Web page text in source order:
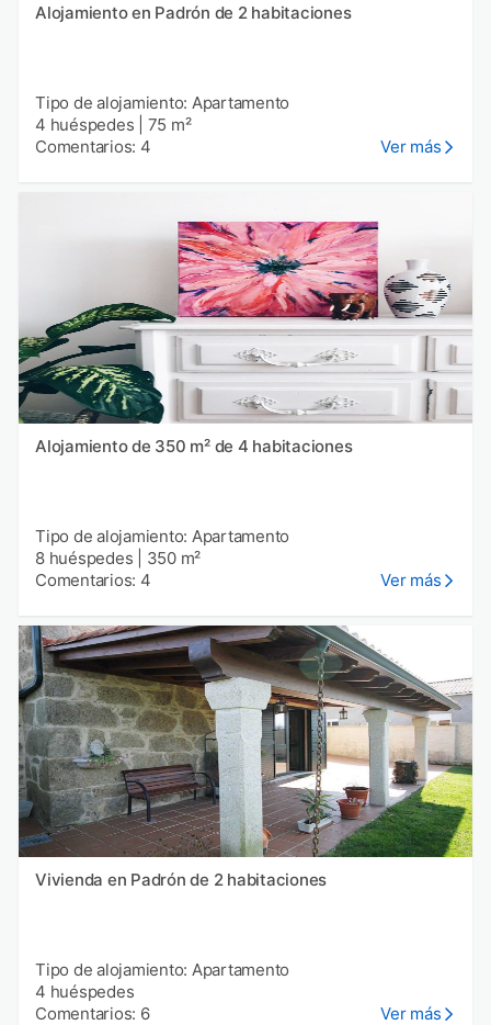
Alojamiento en Padrón de 2 habitaciones
Tipo de alojamiento: Apartamento
4 huéspedes
75 m²
Comentarios: 4
Ver más
Alojamiento de 350 m² de 4 habitaciones
Tipo de alojamiento: Apartamento
8 huéspedes
350 m²
Comentarios: 4
Ver más
Vivienda en Padrón de 2 habitaciones
Tipo de alojamiento: Apartamento
4 huéspedes
Comentarios: 6
Ver más